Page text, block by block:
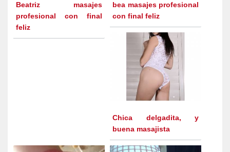
Beatriz masajes
profesional con final
feliz
bea masajes profesional
con final feliz
Chica delgadita, y
buena masajista